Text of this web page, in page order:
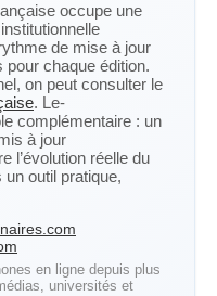
occupe une
de mise à jour
pour chaque édition.
on peut consulter le
. Le-
complémentaire : un
à jour
l’évolution réelle du
outil pratique,
en ligne depuis plus
universités et